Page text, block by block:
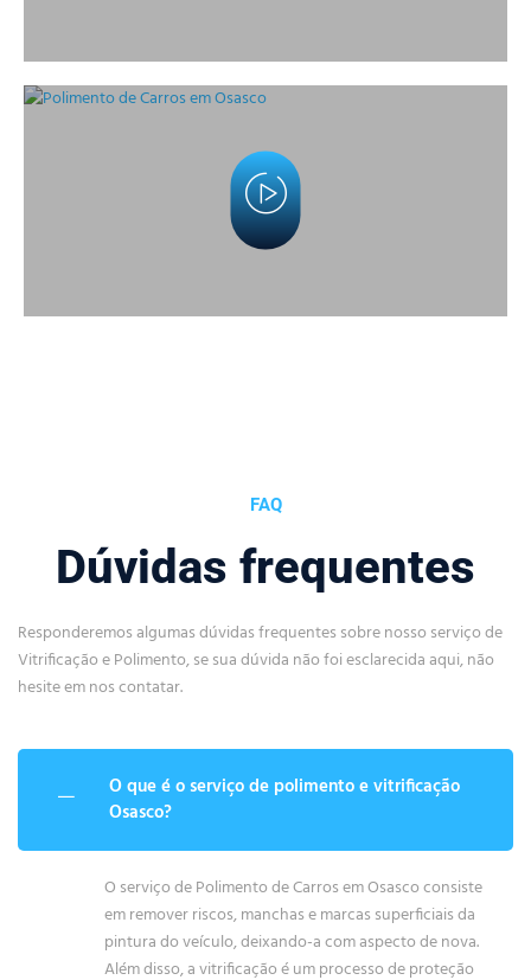
FAQ
Dúvidas frequentes
Responderemos algumas dúvidas frequentes sobre nosso serviço de
Vitrificação e Polimento, se sua dúvida não foi esclarecida aqui, não
hesite em nos contatar.
O que é o serviço de polimento e vitrificação
Osasco?
O serviço de Polimento de Carros em Osasco consiste
em remover riscos, manchas e marcas superficiais da
pintura do veículo, deixando-a com aspecto de nova.
Além disso, a vitrificação é um processo de proteção